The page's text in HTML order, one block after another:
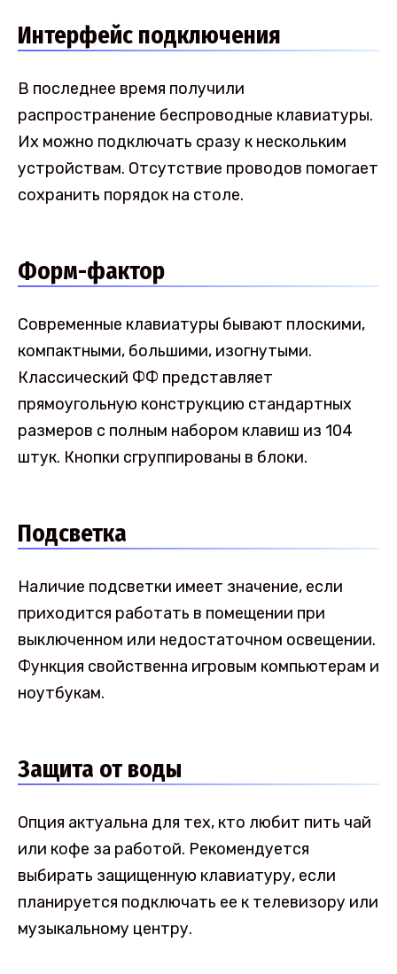
Интерфейс подключения
В последнее время получили
распространение беспроводные клавиатуры.
Их можно подключать сразу к нескольким
устройствам. Отсутствие проводов помогает
сохранить порядок на столе.
Форм-фактор
Современные клавиатуры бывают плоскими,
компактными, большими, изогнутыми.
Классический ФФ представляет
прямоугольную конструкцию стандартных
размеров с полным набором клавиш из 104
штук. Кнопки сгруппированы в блоки.
Подсветка
Наличие подсветки имеет значение, если
приходится работать в помещении при
выключенном или недостаточном освещении.
Функция свойственна игровым компьютерам и
ноутбукам.
Защита от воды
Опция актуальна для тех, кто любит пить чай
или кофе за работой. Рекомендуется
выбирать защищенную клавиатуру, если
планируется подключать ее к телевизору или
музыкальному центру.